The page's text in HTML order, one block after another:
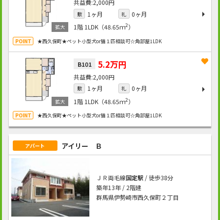
2,000円
敷 1ヶ月 礼
0ヶ月
1階 1LDK（48.65ｍ2）
★西久保町★ペット小型犬or猫１匹相談可☆角部屋1LDK
B101 5.2万円
2,000円
敷 1ヶ月 礼
0ヶ月
1階 1LDK（48.65ｍ2）
★西久保町★ペット小型犬or猫１匹相談可☆角部屋1LDK
アパート アイリー Ｂ
ＪＲ両毛線国定駅/ 徒歩38分
築年13年 / 2階建
群馬県伊勢崎市西久保町２丁目